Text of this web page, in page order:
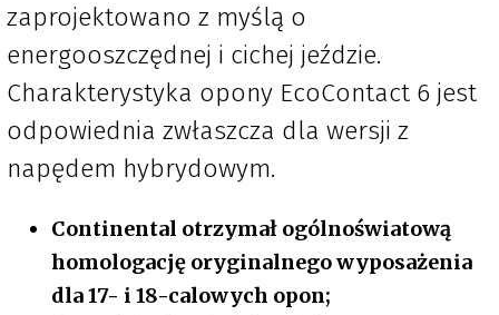
zaprojektowano z myślą o
energooszczędnej i cichej jeździe.
Charakterystyka opony EcoContact 6 jest
odpowiednia zwłaszcza dla wersji z
napędem hybrydowym.
Continental otrzymał ogólnoświatową
homologację oryginalnego wyposażenia
dla 17- i 18-calowych opon;